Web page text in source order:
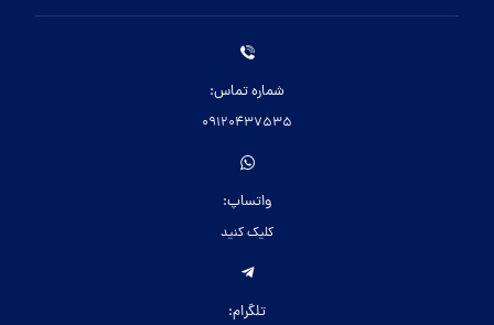
شماره تماس:
09120437535
واتساپ:
کلیک کنید
تلگرام: